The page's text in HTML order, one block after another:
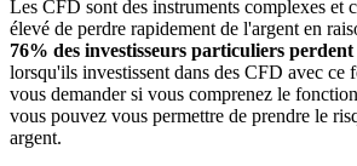
Les CFD sont des instruments complexes et
élevé de perdre rapidement de l'argent en
76% des investisseurs particuliers
lorsqu'ils investissent dans des CFD avec ce
vous demander si vous comprenez le
vous pouvez vous permettre de prendre le
argent.